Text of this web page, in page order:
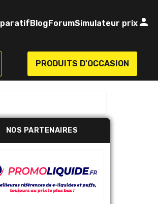
BlogForumSimulateur prix
PRODUITS D'OCCASION
NOS PARTENAIRES